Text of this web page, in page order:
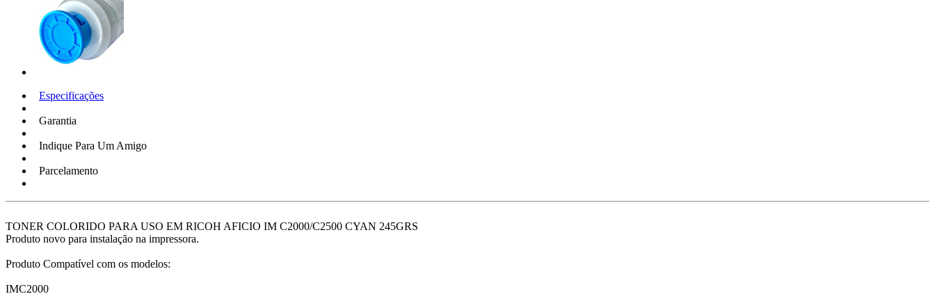
Especificações
Garantia
Indique Para Um Amigo
Parcelamento
TONER COLORIDO PARA USO EM RICOH AFICIO IM C2000/C2500 CYAN 245GRS
Produto novo para instalação na impressora.
Produto Compatível com os modelos:
IMC2000